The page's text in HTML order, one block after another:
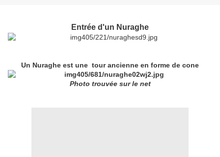
Entrée d'un Nuraghe
Un Nuraghe est une tour ancienne en forme de cone
Photo trouvée sur le net